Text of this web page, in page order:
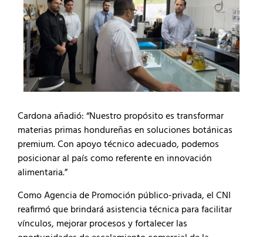
Cardona añadió: “Nuestro propósito es transformar
materias primas hondureñas en soluciones botánicas
premium. Con apoyo técnico adecuado, podemos
posicionar al país como referente en innovación
alimentaria.”
Como Agencia de Promoción público-privada, el CNI
reafirmó que brindará asistencia técnica para facilitar
vínculos, mejorar procesos y fortalecer las